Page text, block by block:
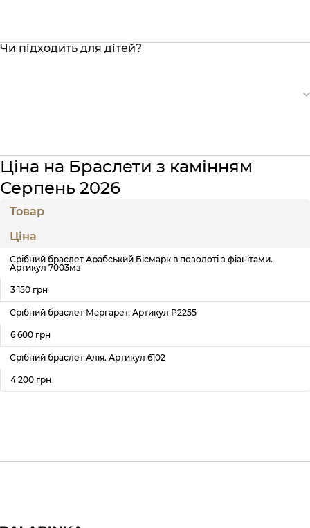
Чи підходить для дітей?
Ціна на Браслети з камінням
Серпень 2026
Товар
Ціна
Срібний браслет Арабський Бісмарк в позолоті з фіанітами.
Артикул 7003мз
3 150 грн
Срібний браслет Маргарет. Артикул Р2255
6 600 грн
Срібний браслет Алія. Артикул 6102
4 200 грн